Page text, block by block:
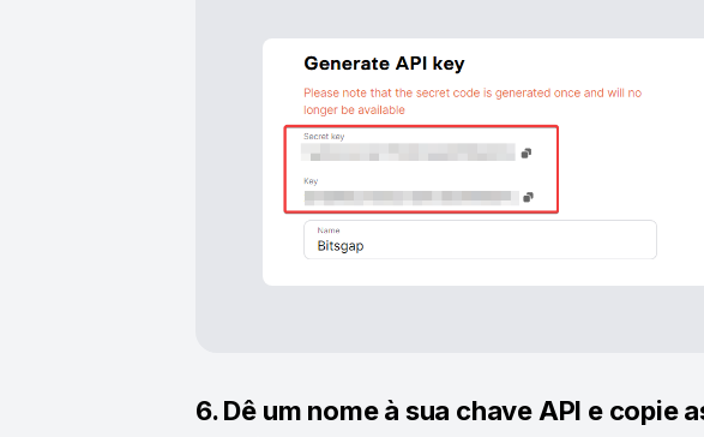
6. Dê um nome à sua chave API e copie